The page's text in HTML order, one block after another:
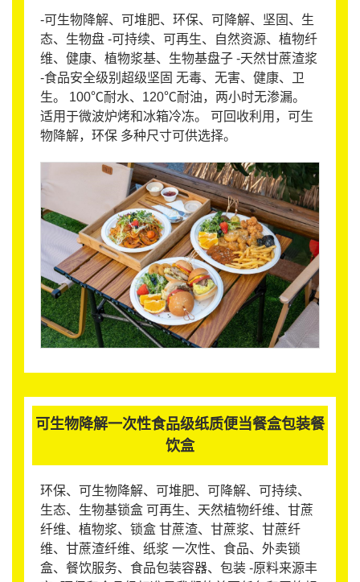
-可生物降解、可堆肥、环保、可降解、坚固、生
态、生物盘 -可持续、可再生、自然资源、植物纤
维、健康、植物浆基、生物基盘子 -天然甘蔗渣浆
-食品安全级别超级坚固 无毒、无害、健康、卫
生。 100℃耐水、120℃耐油，两小时无渗漏。
适用于微波炉烤和冰箱冷冻。 可回收利用，可生
物降解，环保 多种尺寸可供选择。
可生物降解一次性食品级纸质便当餐盒包装餐
饮盒
环保、可生物降解、可堆肥、可降解、可持续、
生态、生物基锁盒 可再生、天然植物纤维、甘蔗
纤维、植物浆、锁盒 甘蔗渣、甘蔗浆、甘蔗纤
维、甘蔗渣纤维、纸浆 一次性、食品、外卖锁
盒、餐饮服务、食品包装容器、包装 -原料来源丰